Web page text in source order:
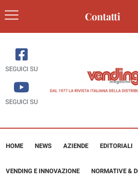
Contatti
SEGUICI SU
SEGUICI SU
HOME NEWS AZIENDE EDITORIALI
VENDING E INNOVAZIONE NORMATIVE &